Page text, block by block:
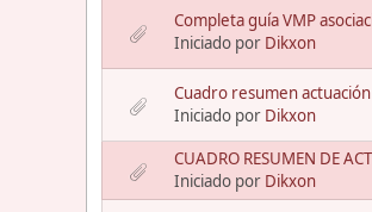
Completa guía VMP
Iniciado por Dikxon
Cuadro resumen
Iniciado por Dikxon
CUADRO RESUMEN DE
Iniciado por Dikxon